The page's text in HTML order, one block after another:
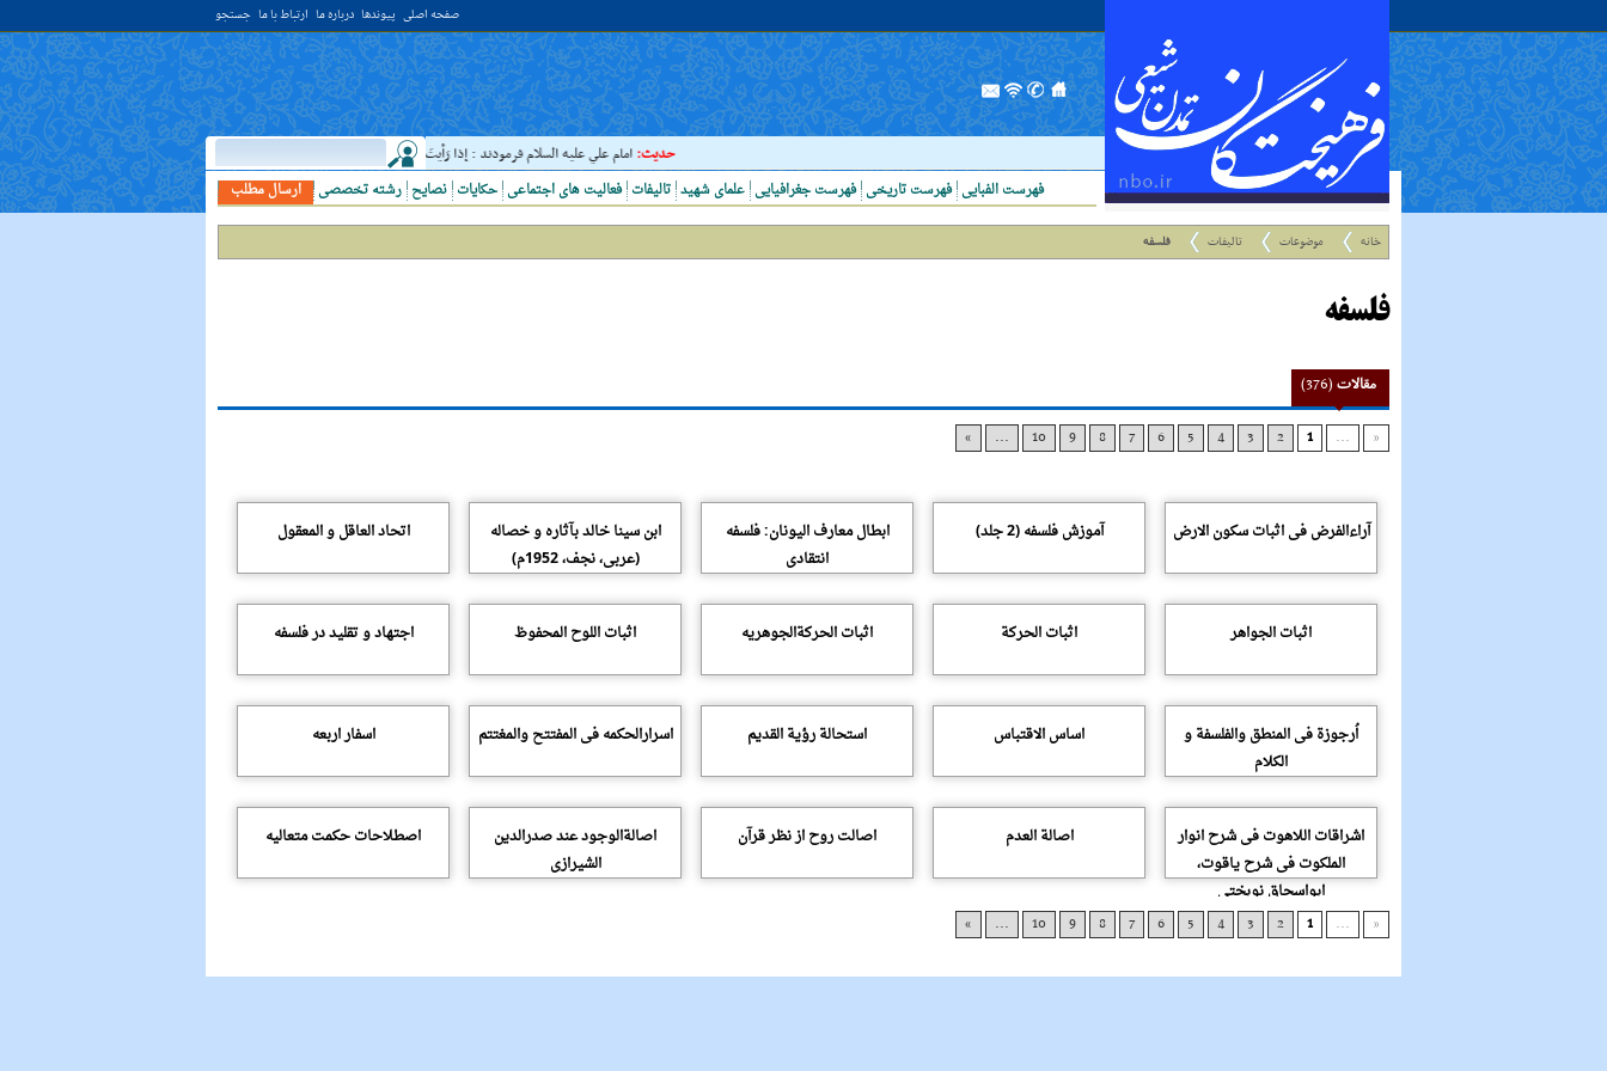
صفحه اصلی پیوندها درباره ما ارتباط با ما جستجو
حدیث:امام علي عليه السلام فرمودند : إذا رَأيتَ عالِما فَکُن لَهُ خادِما ؛ هرگاه دانشمندى ديدى، به او خدمت کن. ( غررالحکم ح ۴۰۴۴ )
ارسال مطلب
رشته تخصصی نصایح حکایات فعالیت های اجتماعی تالیفات علمای شهید فهرست جغرافیایی فهرست تاریخی فهرست الفبایی
خانه موضوعات تالیفات فلسفه
فلسفه
مقالات(376)
«
...
1
2
3
4
5
6
7
8
9
10
...
»
آراءالفرض فى اثبات سکون الارض آموزش فلسفه (2 جلد)
ابطال معارف الیونان: فلسفه
انتقادى
ابن سینا خالد بآثاره و خصاله
(عربى، نجف، 1952م)
اتحاد العاقل و المعقول
اثبات الجواهر اثبات الحرکة اثبات الحرکةالجوهریه اثبات اللوح المحفوظ اجتهاد و تقلید در فلسفه
اُرجوزة فى المنطق والفلسفة و
الکلام
اساس الاقتباس استحالة رؤیة القدیم اسرارالحکمه فى المفتتح والمغتتم اسفار اربعه
اشراقات اللاهوت فى شرح انوار
الملکوت فى شرح یاقوت،
ابواسحاق نوبختى
اصالة العدم اصالت روح از نظر قرآن
اصالةالوجود عند صدرالدین
الشیرازى
اصطلاحات حکمت متعالیه
«
...
1
2
3
4
5
6
7
8
9
10
...
»